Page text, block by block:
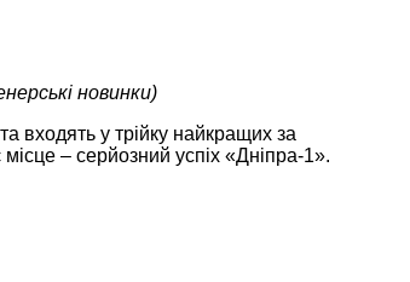
новинки)
входять у трійку найкращих за
– серйозний успіх «Дніпра-1».